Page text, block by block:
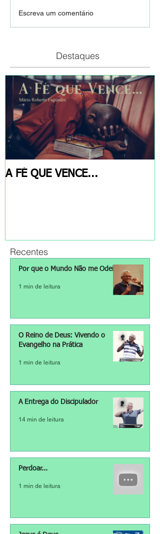
Escreva um comentário
Destaques
A FÉ QUE VENCE...
Recentes
Por que o Mundo Não me Odeia?
1 min de leitura
O Reino de Deus: Vivendo o
Evangelho na Prática
1 min de leitura
A Entrega do Discipulador
14 min de leitura
Perdoar...
1 min de leitura